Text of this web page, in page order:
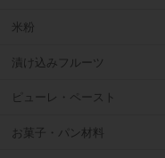
米粉
漬け込みフルーツ
ピューレ・ペースト
お菓子・パン材料